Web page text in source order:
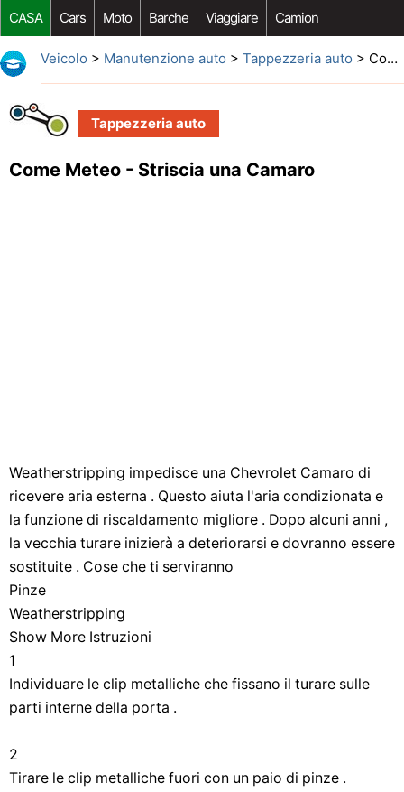
CASA Cars Moto Barche Viaggiare Camion
Riparazione Auto Acquisto Auto Car Opzioni Aftermarket
Veicolo > Manutenzione auto > Tappezzeria auto > Come Meteo - Striscia una Camaro
Tappezzeria auto
Come Meteo - Striscia una Camaro
Weatherstripping impedisce una Chevrolet Camaro di
ricevere aria esterna . Questo aiuta l'aria condizionata e
la funzione di riscaldamento migliore . Dopo alcuni anni ,
la vecchia turare inizierà a deteriorarsi e dovranno essere
sostituite . Cose che ti serviranno
Pinze
Weatherstripping
Show More Istruzioni
1
Individuare le clip metalliche che fissano il turare sulle
parti interne della porta .
2
Tirare le clip metalliche fuori con un paio di pinze .